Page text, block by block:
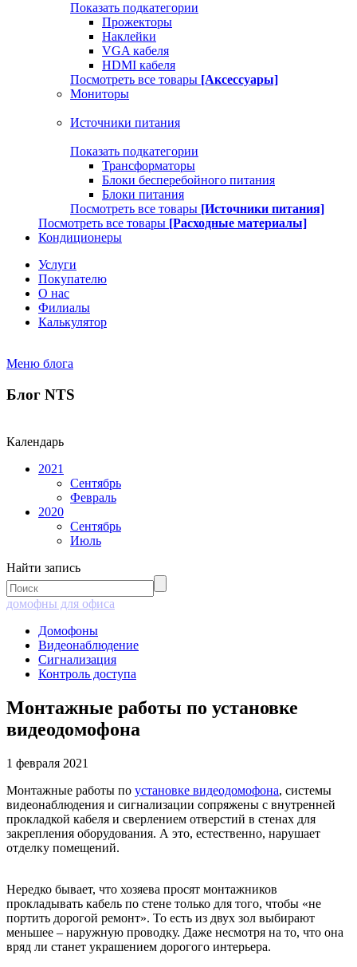
Показать подкатегории
Прожекторы
Наклейки
VGA кабеля
HDMI кабеля
Посмотреть все товары [Аксессуары]
Мониторы
Источники питания
Показать подкатегории
Трансформаторы
Блоки бесперебойного питания
Блоки питания
Посмотреть все товары [Источники питания]
Посмотреть все товары [Расходные материалы]
Кондиционеры
Услуги
Покупателю
О нас
Филиалы
Калькулятор
Меню блога
Блог NTS
Календарь
2021
Сентябрь
Февраль
2020
Сентябрь
Июль
Найти запись
домофны для офиса
Домофоны
Видеонаблюдение
Сигнализация
Контроль доступа
Монтажные работы по установке
видеодомофона
1 февраля 2021
Монтажные работы по установке видеодомофона, системы
видеонаблюдения и сигнализации сопряжены с внутренней
прокладкой кабеля и сверлением отверстий в стенах для
закрепления оборудования. А это, естественно, нарушает
отделку помещений.
Нередко бывает, что хозяева просят монтажников
прокладывать кабель по стене только для того, чтобы «не
портить дорогой ремонт». То есть из двух зол выбирают
меньшее – наружную проводку. Даже несмотря на то, что она
вряд ли станет украшением дорогого интерьера.